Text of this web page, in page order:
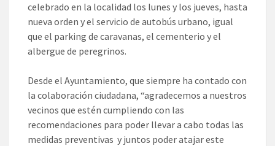
celebrado en la localidad los lunes y los jueves, hasta
nueva orden y el servicio de autobús urbano, igual
que el parking de caravanas, el cementerio y el
albergue de peregrinos.
Desde el Ayuntamiento, que siempre ha contado con
la colaboración ciudadana, “agradecemos a nuestros
vecinos que estén cumpliendo con las
recomendaciones para poder llevar a cabo todas las
medidas preventivas y juntos poder atajar este